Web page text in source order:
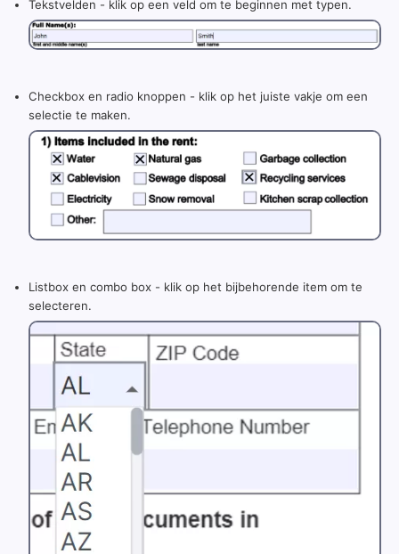
Tekstvelden - klik op een veld om te beginnen met typen.
Checkbox en radio knoppen - klik op het juiste vakje om een
selectie te maken.
Listbox en combo box - klik op het bijbehorende item om te
selecteren.